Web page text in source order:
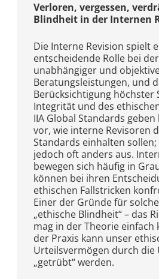
Verloren, vergessen,
Blindheit in der Internen
Die Interne Revision spielt
entscheidende Rolle bei
unabhängiger und
Beratungsleistungen, und
Berücksichtigung höchster
Integrität und des
IIA Global Standards
vor, wie interne Revisoren
Standards einhalten
jedoch oft anders aus.
bewegen sich häufig in
können bei ihren
ethischen Fallstricken
Einer der Gründe für
„ethische Blindheit“ – das
mag in der Theorie einfach
der Praxis kann unser
Urteilsvermögen durch die
„getrübt“ werden.